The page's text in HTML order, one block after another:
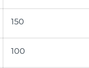
150
100